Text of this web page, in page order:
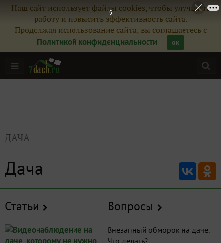
Наш сайт использует файлы cookies, чтобы улучшить
работу и повысить эффективность сайта.
Продолжая использование сайта, вы соглашаетесь с
Политикой конфиденциальности
ок
ДАЧА
Дача
Статьи Вопросы
Внезапный обморок на даче.
Что делать?
4